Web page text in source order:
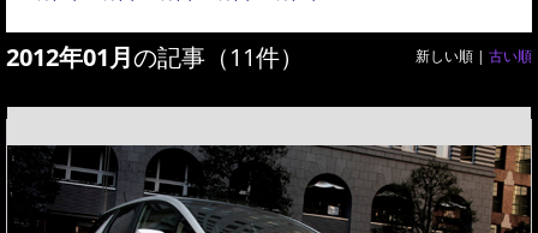
2012年01月の記事（11件） 新しい順 | 古い順